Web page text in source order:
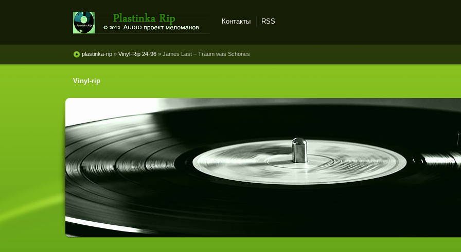
винила и магнитоальбомов
Контакты RSS
plastinka-rip » Vinyl-Rip 24-96 » James Last ‎– Träum was Schönes
Vinyl-rip